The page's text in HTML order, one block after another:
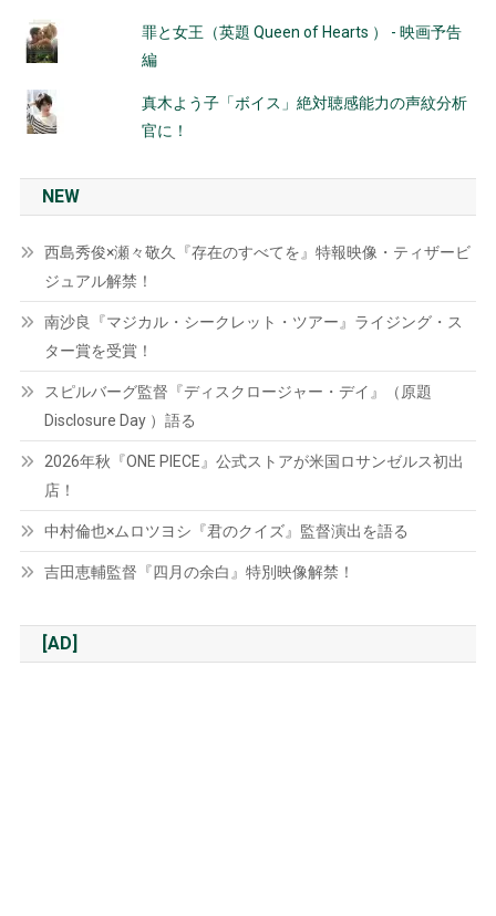
罪と女王（英題 Queen of Hearts ） - 映画予告
編
真木よう子「ボイス」絶対聴感能力の声紋分析
官に！
NEW
西島秀俊×瀬々敬久『存在のすべてを』特報映像・ティザービ
ジュアル解禁！
南沙良『マジカル・シークレット・ツアー』ライジング・ス
ター賞を受賞！
スピルバーグ監督『ディスクロージャー・デイ』（原題
Disclosure Day ）語る
2026年秋『ONE PIECE』公式ストアが米国ロサンゼルス初出
店！
中村倫也×ムロツヨシ『君のクイズ』監督演出を語る
吉田恵輔監督『四月の余白』特別映像解禁！
[AD]